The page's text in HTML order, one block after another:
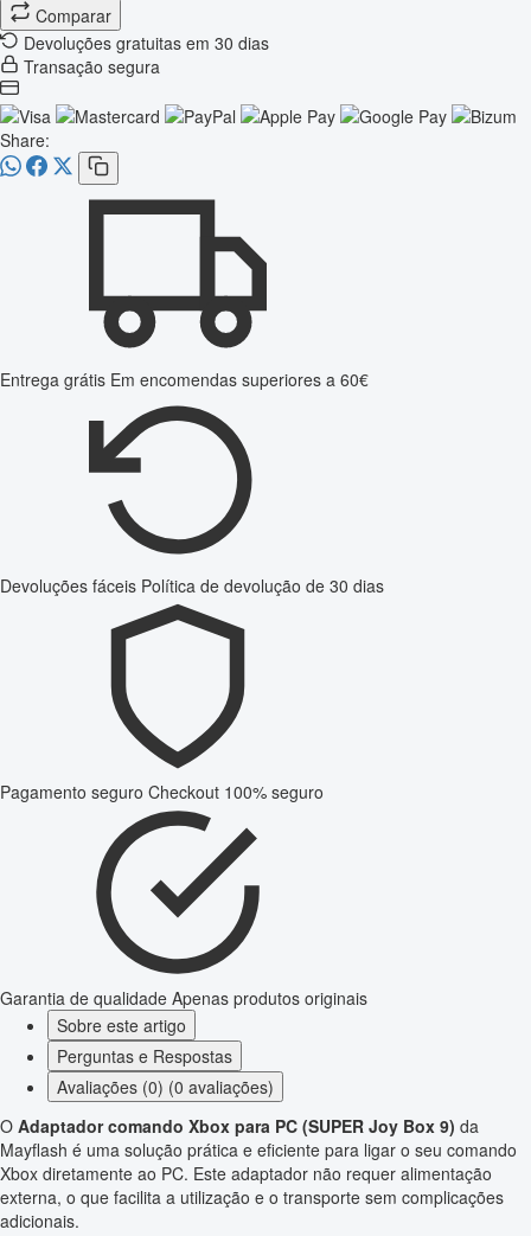
Comparar
Devoluções gratuitas em 30 dias
Transação segura
Share:
Entrega grátis Em encomendas superiores a 60€
Devoluções fáceis Política de devolução de 30 dias
Pagamento seguro Checkout 100% seguro
Garantia de qualidade Apenas produtos originais
Sobre este artigo
Perguntas e Respostas
Avaliações (0) (0 avaliações)
O Adaptador comando Xbox para PC (SUPER Joy Box 9) da
Mayflash é uma solução prática e eficiente para ligar o seu comando
Xbox diretamente ao PC. Este adaptador não requer alimentação
externa, o que facilita a utilização e o transporte sem complicações
adicionais.